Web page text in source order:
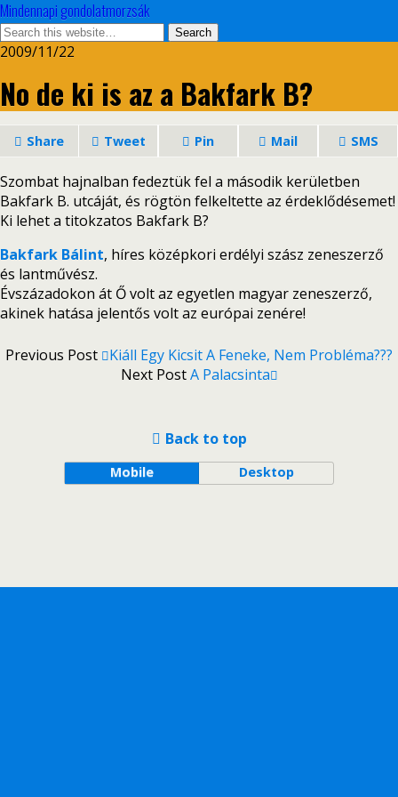
Mindennapi gondolatmorzsák
2009/11/22
No de ki is az a Bakfark B?
Share Tweet Pin Mail SMS
Szombat hajnalban fedeztük fel a második kerületben
Bakfark B. utcáját, és rögtön felkeltette az érdeklődésemet!
Ki lehet a titokzatos Bakfark B?
Bakfark Bálint, híres középkori erdélyi szász zeneszerző
és lantművész.
Évszázadokon át Ő volt az egyetlen magyar zeneszerző,
akinek hatása jelentős volt az európai zenére!
Previous Post
Kiáll Egy Kicsit A Feneke, Nem Probléma???
Next PostA Palacsinta
Back to top
Mobile Desktop